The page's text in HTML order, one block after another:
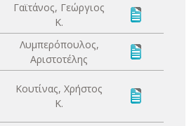
Γαϊτάνος, Γεώργιος
Κ.
Λυμπερόπουλος,
Αριστοτέλης
Κουτίνας, Χρήστος
Κ.